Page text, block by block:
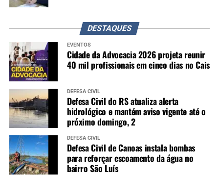
DESTAQUES
EVENTOS
Cidade da Advocacia 2026 projeta reunir
40 mil profissionais em cinco dias no Cais
DEFESA CIVIL
Defesa Civil do RS atualiza alerta
hidrológico e mantém aviso vigente até o
próximo domingo, 2
DEFESA CIVIL
Defesa Civil de Canoas instala bombas
para reforçar escoamento da água no
bairro São Luís